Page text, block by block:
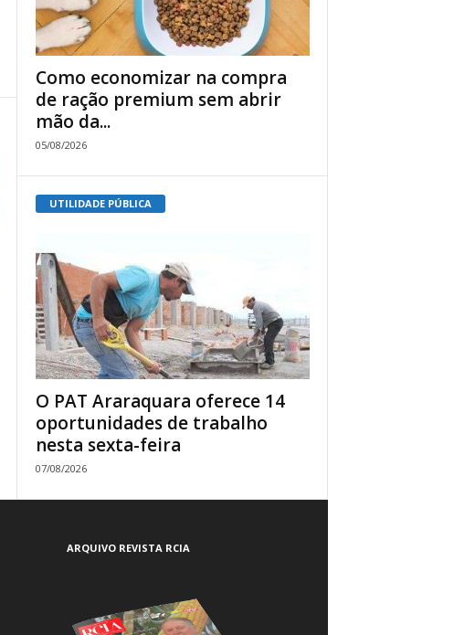
Como economizar na compra
de ração premium sem abrir
mão da...
05/08/2026
UTILIDADE PÚBLICA
O PAT Araraquara oferece 14
oportunidades de trabalho
nesta sexta-feira
07/08/2026
ARQUIVO REVISTA RCIA